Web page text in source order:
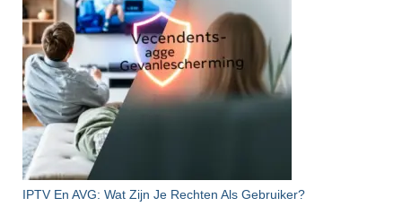
IPTV En AVG: Wat Zijn Je Rechten Als Gebruiker?